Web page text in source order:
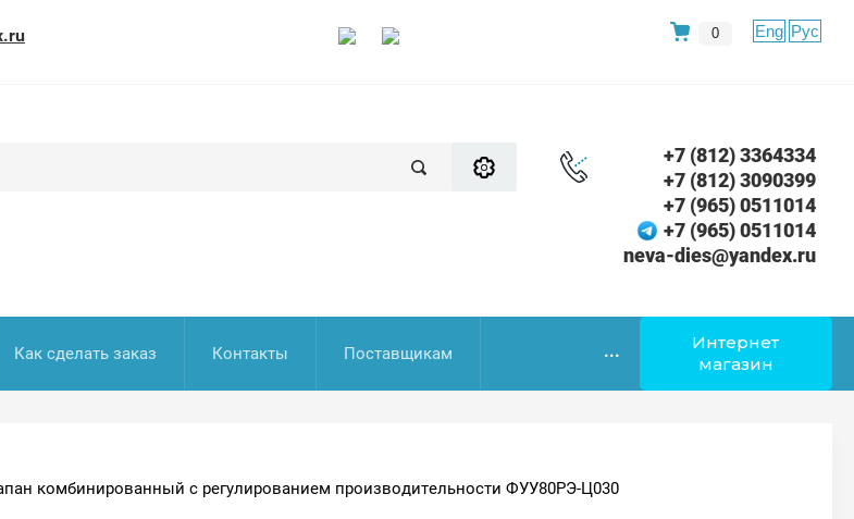
0 Eng Рус
+7 (812) 3364334
+7 (812) 3090399
+7 (965) 0511014
+7 (965) 0511014
neva-dies@yandex.ru
Как сделать заказ Контакты Поставщикам ...
Интернет
магазин
комбинированный с регулированием производительности ФУУ80РЭ-Ц030